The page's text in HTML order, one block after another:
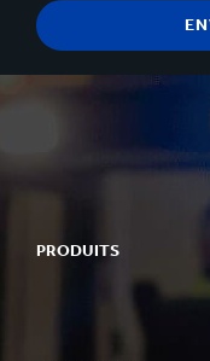
PRODUITS